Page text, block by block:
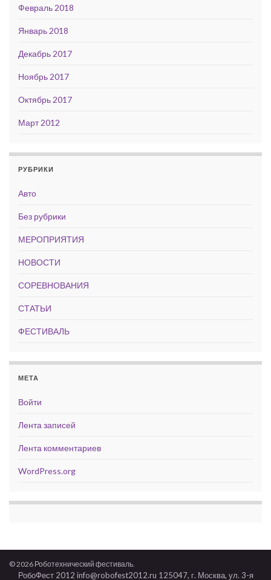
Февраль 2018
Январь 2018
Декабрь 2017
Ноябрь 2017
Октябрь 2017
Март 2012
РУБРИКИ
Авто
Без рубрики
МЕРОПРИЯТИЯ
НОВОСТИ
СОРЕВНОВАНИЯ
СТАТЬИ
ФЕСТИВАЛЬ
МЕТА
Войти
Лента записей
Лента комментариев
WordPress.org
© 2026 Роботехнический фестиваль.
РобоФест 2012 info@robofest2012.ru 125047, г. Москва, ул. 3-я